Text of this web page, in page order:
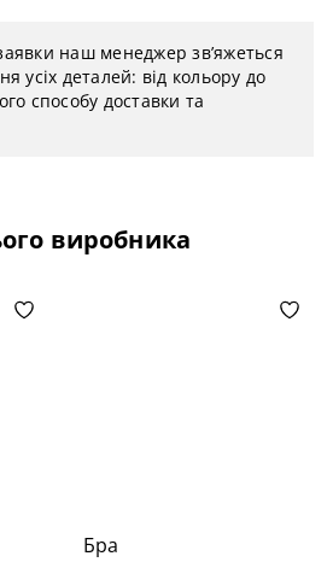
наш менеджер зв’яжеться
усіх деталей: від кольору до
способу доставки та
виробника
Бра